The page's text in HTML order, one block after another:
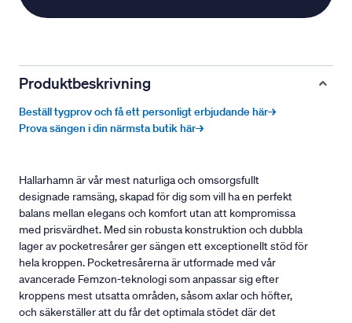
Produktbeskrivning
Beställ tygprov och få ett personligt erbjudande här→
Prova sängen i din närmsta butik här→
Hallarhamn är vår mest naturliga och omsorgsfullt
designade ramsäng, skapad för dig som vill ha en perfekt
balans mellan elegans och komfort utan att kompromissa
med prisvärdhet. Med sin robusta konstruktion och dubbla
lager av pocketresårer ger sängen ett exceptionellt stöd för
hela kroppen. Pocketresårerna är utformade med vår
avancerade Femzon-teknologi som anpassar sig efter
kroppens mest utsatta områden, såsom axlar och höfter,
och säkerställer att du får det optimala stödet där det